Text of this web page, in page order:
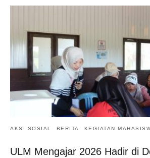
AKSI SOSIAL BERITA KEGIATAN
ULM Mengajar 2026 Hadir di